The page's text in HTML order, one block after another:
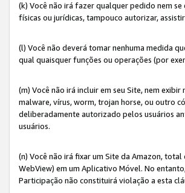
(k) Você não irá fazer qualquer pedido nem
físicas ou jurídicas, tampouco autorizar,
(l) Você não deverá tomar nenhuma medida
qual quaisquer funções ou operações (por
(m) Você não irá incluir em seu Site, nem
malware, vírus, worm, trojan horse, ou outro
deliberadamente autorizado pelos usuários
usuários.
(n) Você não irá fixar um Site da Amazon,
WebView) em um Aplicativo Móvel. No
Participação não constituirá violação a esta